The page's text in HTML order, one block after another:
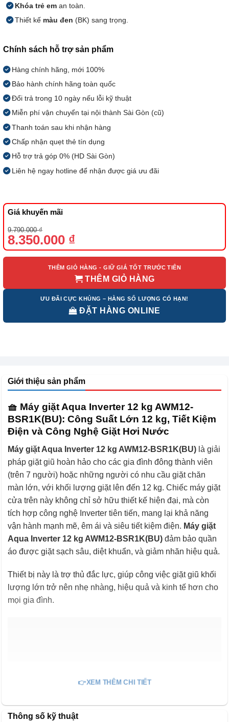
Khóa trẻ eman toàn.
Thiết kế màu đen (BK) sang trọng.
Chính sách hỗ trợ sản phẩm
Hàng chính hãng, mới 100%
Bảo hành chính hãng toàn quốc
Đổi trả trong 10 ngày nếu lỗi kỹ thuật
Miễn phí vận chuyển tại nội thành Sài Gòn (cũ)
Thanh toán sau khi nhận hàng
Chấp nhận quẹt thẻ tín dụng
Hỗ trợ trả góp 0% (HD Sài Gòn)
Liên hệ ngay hotline để nhận được giá ưu đãi
Giá khuyến mãi
9.790.000₫
Giá
gốc
là:
9.790.000 ₫.
8.350.000 ₫
Giá
hiện
tại
là:
THÊM GIỎ HÀNG - GIỮ GIÁ TỐT TRƯỚC TIÊN
THÊM GIỎ HÀNG
ƯU ĐÃI CỰC KHỦNG – HÀNG SỐ LƯỢNG CÓ HẠN!
ĐẶT HÀNG ONLINE
Giới thiệu sản phẩm
🧺 Máy giặt Aqua Inverter 12 kg AWM12-
BSR1K(BU): Công Suất Lớn 12 kg, Tiết Kiệm
Điện và Công Nghệ Giặt Hơi Nước
Máy giặt Aqua Inverter 12 kg AWM12-BSR1K(BU) là giải
pháp giặt giũ hoàn hảo cho các gia đình đông thành viên
(trên 7 người) hoặc những người có nhu cầu giặt chăn
màn lớn, với khối lượng giặt lên đến 12 kg. Chiếc máy giặt
cửa trên này không chỉ sở hữu thiết kế hiện đại, mà còn
tích hợp công nghệ Inverter tiên tiến, mang lại khả năng
vận hành mạnh mẽ, êm ái và siêu tiết kiệm điện. Máy giặt
Aqua Inverter 12 kg AWM12-BSR1K(BU) đảm bảo quần
áo được giặt sạch sâu, diệt khuẩn, và giảm nhăn hiệu quả.
Thiết bị này là trợ thủ đắc lực, giúp công việc giặt giũ khối
lượng lớn trở nên nhẹ nhàng, hiệu quả và kinh tế hơn cho
mọi gia đình.
👉XEM THÊM CHI TIẾT
Thông số kỹ thuật